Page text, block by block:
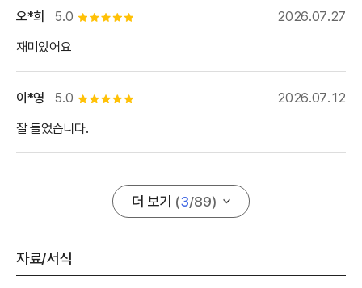
5.0 별점 5개
오*희
2026.07.27
재미있어요
5.0 별점 5개
이*영
2026.07.12
잘 들었습니다.
더 보기 (3/89)
자료/서식